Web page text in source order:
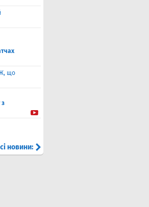
що
з
новини: